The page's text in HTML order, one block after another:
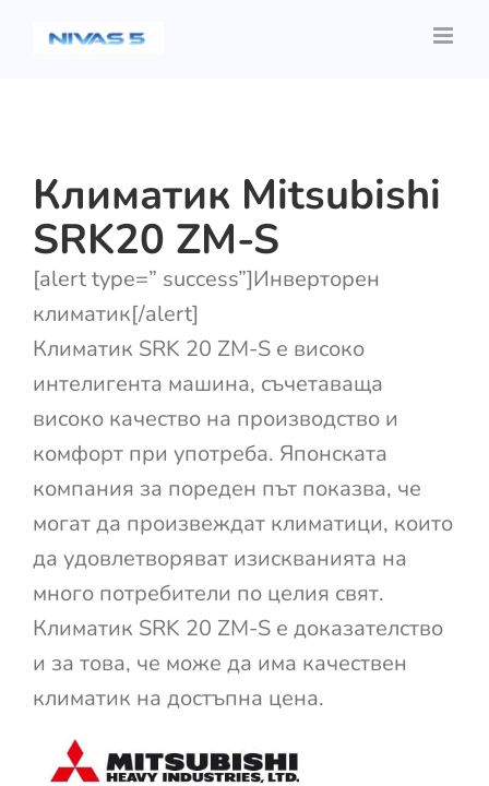
Климатик Mitsubishi
SRK20 ZM-S
[alert type=” success”]Инверторен
климатик[/alert]
Климатик SRK 20 ZM-S е високо
интелигента машина, съчетаваща
високо качество на производство и
комфорт при употреба. Японската
компания за пореден път показва, че
могат да произвеждат климатици, които
да удовлетворяват изискванията на
много потребители по целия свят.
Климатик SRK 20 ZM-S е доказателство
и за това, че може да има качествен
климатик на достъпна цена.